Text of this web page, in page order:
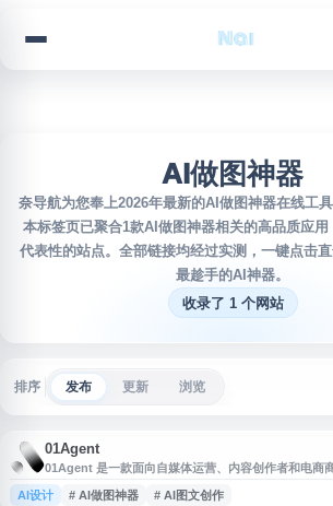
AI做图神器
奈导航为您奉上2026年最新的AI做图神器在线工具
本标签页已聚合1款AI做图神器相关的高品质应
代表性的站点。全部链接均经过实测，一键点击
最趁手的AI神器。
收录了 1 个网站
排序 发布 更新 浏览
01Agent
01Agent 是一款面向自媒体运营、内容创作者和电商
具，支持小红书、公众号、电商图文等内容智能生成、
布。平台主打可编辑 AI 图片与图文二次修改能力，适
AI设计 # AI做图神器 # AI图文创作